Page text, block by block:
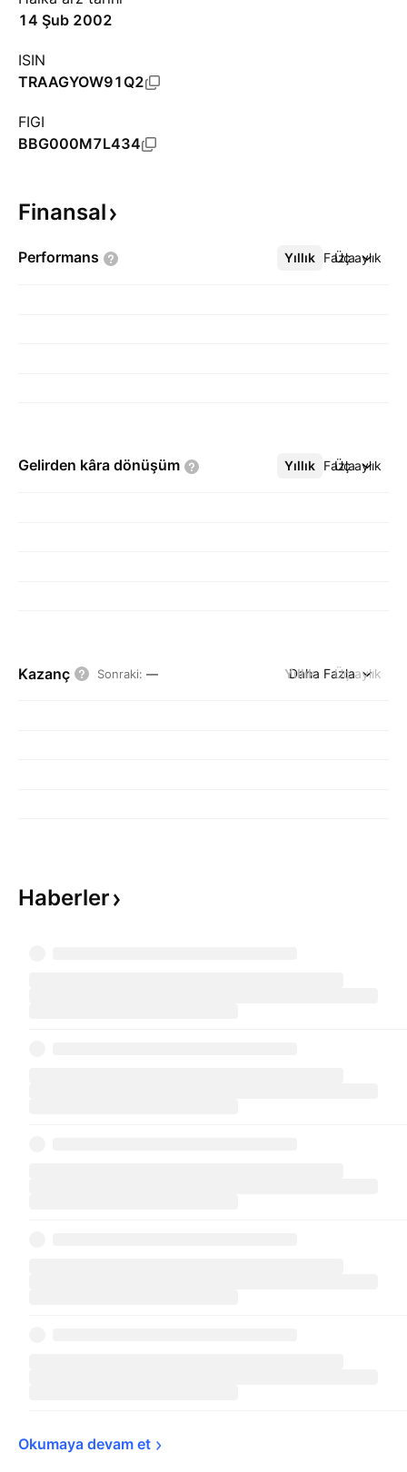
14 Şub 2002
ISIN
TRAAGYOW91Q2
FIGI
BBG000M7L434
Finansal
Performans Yıllık Üç aylık
Daha Fazla
Gelirden kâra dönüşüm Yıllık Üç aylık
Daha Fazla
Kazanç Sonraki: — Yıllık Üç aylık
Daha Fazla
Haberler
Okumaya devam et